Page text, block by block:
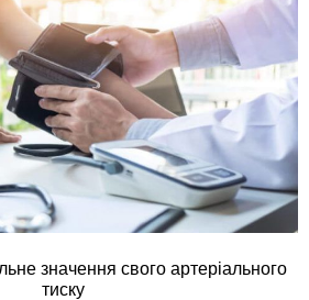
значення свого артеріального
тиску